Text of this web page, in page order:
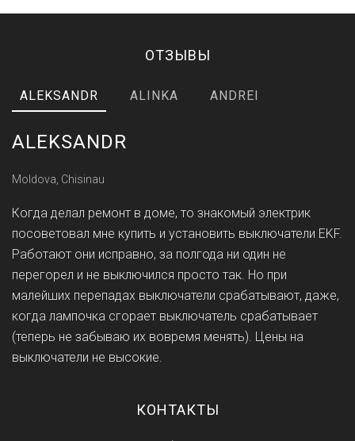
ОТЗЫВЫ
ALEKSANDR ALINKA ANDREI
ALEKSANDR
Moldova, Chisinau
Когда делал ремонт в доме, то знакомый электрик
посоветовал мне купить и установить выключатели EKF.
Работают они исправно, за полгода ни один не
перегорел и не выключился просто так. Но при
малейших перепадах выключатели срабатывают, даже,
когда лампочка сгорает выключатель срабатывает
(теперь не забываю их вовремя менять). Цены на
выключатели не высокие.
КОНТАКТЫ